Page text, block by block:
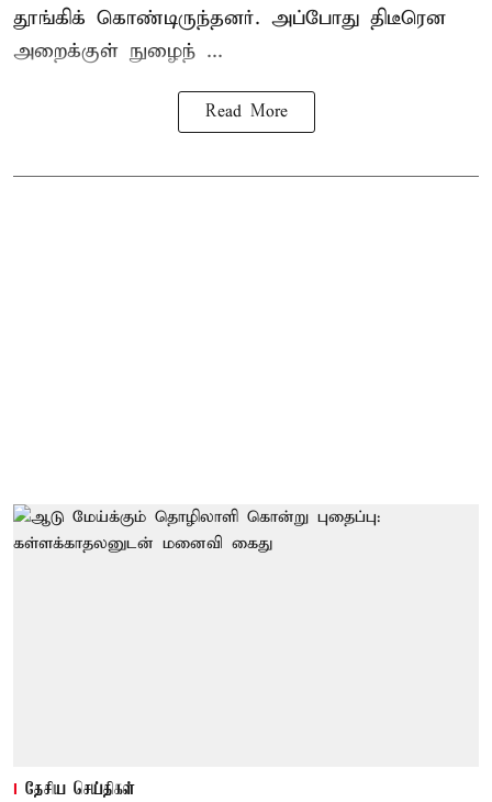
தூங்கிக் கொண்டிருந்தனர். அப்போது திடீரென
அறைக்குள் நுழைந் ...
Read More
தேசிய செய்திகள்